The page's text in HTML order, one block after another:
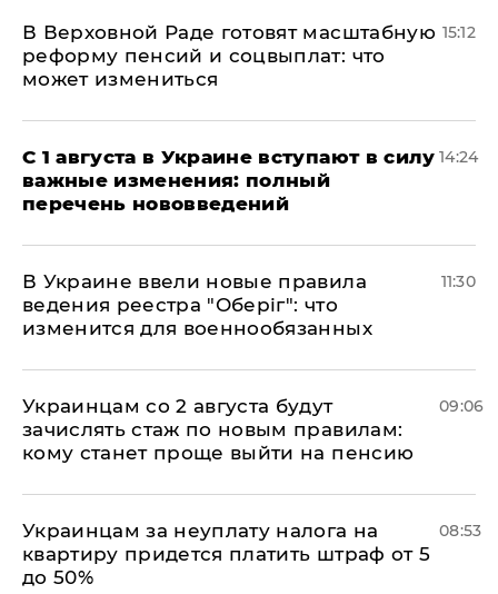
В Верховной Раде готовят масштабную
реформу пенсий и соцвыплат: что
может измениться
15:12
С 1 августа в Украине вступают в силу
важные изменения: полный
перечень нововведений
14:24
В Украине ввели новые правила
ведения реестра "Оберіг": что
изменится для военнообязанных
11:30
Украинцам со 2 августа будут
зачислять стаж по новым правилам:
кому станет проще выйти на пенсию
09:06
Украинцам за неуплату налога на
квартиру придется платить штраф от 5
до 50%
08:53